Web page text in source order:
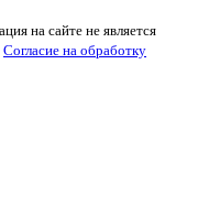
на сайте не является
Согласие на обработку